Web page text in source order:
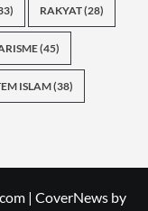
RAKYAT(28)
(45)
ISLAM(38)
| CoverNewsby